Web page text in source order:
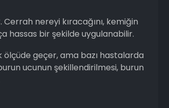
nereyi kıracağını, kemiğin
hassas bir şekilde uygulanabilir.
ölçüde geçer, ama bazı hastalarda
ucunun şekillendirilmesi, burun